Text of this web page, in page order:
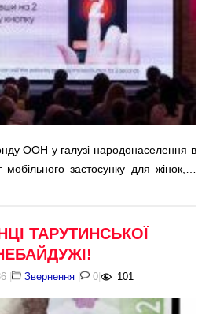
ООН у галузі народонаселення в
мобільного застосунку для жінок,…
ТАРУТИНСЬКОЇ
| Звернення | 0| 101